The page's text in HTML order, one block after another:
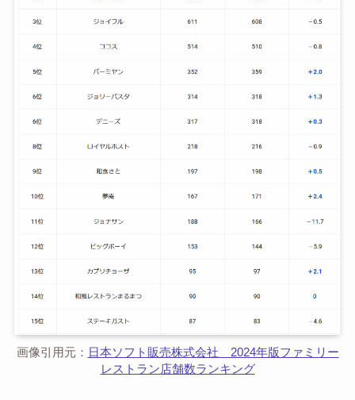
画像引用元： 日本ソフト販売株式会社 2024年版ファミリー
レストラン店舗数ランキング